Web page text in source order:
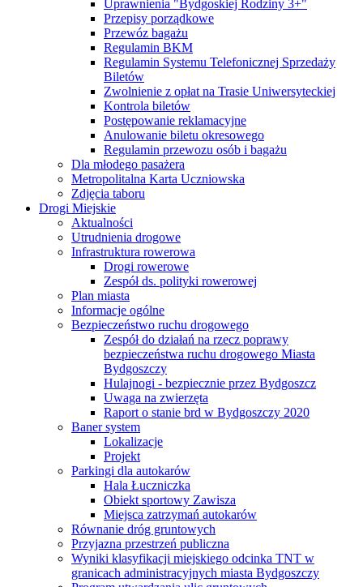
Uprawnienia "Bydgoskiej Rodziny 3+"
Przepisy porządkowe
Przewóz bagażu
Regulamin BKM
Regulamin Systemu Telefonicznej Sprzedaży
Biletów
Zwolnienie z opłat na Trasie Uniwersyteckiej
Kontrola biletów
Postępowanie reklamacyjne
Anulowanie biletu okresowego
Regulamin przewozu osób i bagażu
Dla młodego pasażera
Metropolitalna Karta Uczniowska
Zdjęcia taboru
Drogi Miejskie
Aktualności
Utrudnienia drogowe
Infrastruktura rowerowa
Drogi rowerowe
Zespół ds. polityki rowerowej
Plan miasta
Informacje ogólne
Bezpieczeństwo ruchu drogowego
Zespół do działań na rzecz poprawy
bezpieczeństwa ruchu drogowego Miasta
Bydgoszczy
Hulajnogi - bezpiecznie przez Bydgoszcz
Uwaga na zwierzęta
Raport o stanie brd w Bydgoszczy 2020
Baner system
Lokalizacje
Projekt
Parkingi dla autokarów
Hala Łuczniczka
Obiekt sportowy Zawisza
Miejsca zatrzymań autokarów
Równanie dróg gruntowych
Przyjazna przestrzeń publiczna
Wyniki klasyfikacji miejskiego odcinka TNT w
granicach administracyjnych miasta Bydgoszczy